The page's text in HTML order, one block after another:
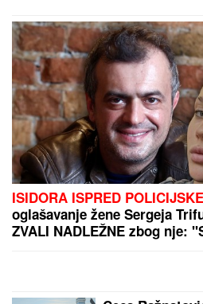
ISIDORA ISPRED
oglašavanje žene Sergeja
ZVALI NADLEŽNE zbog nje: